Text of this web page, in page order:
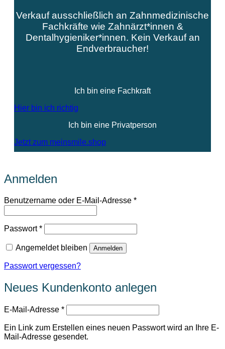
Verkauf ausschließlich an Zahnmedizinische
Fachkräfte wie Zahnärzt*innen &
Dentalhygieniker*innen. Kein Verkauf an
Endverbraucher!
Ich bin eine Fachkraft
Hier bin ich richtig
Ich bin eine Privatperson
Jetzt zum meinsmile.shop
Anmelden
Benutzername oder E-Mail-Adresse *Erforderlich
Passwort*Erforderlich
Angemeldet bleiben Anmelden
Passwort vergessen?
Neues Kundenkonto anlegen
E-Mail-Adresse *Erforderlich
Ein Link zum Erstellen eines neuen Passwort wird an Ihre E-
Mail-Adresse gesendet.